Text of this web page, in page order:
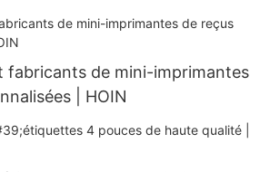
fabricants de mini-imprimantes
| HOIN